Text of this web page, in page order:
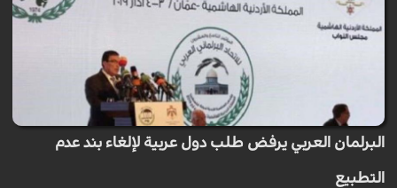
البرلمان العربي يرفض طلب دول عربية لإلغاء بند عدم
التطبيع